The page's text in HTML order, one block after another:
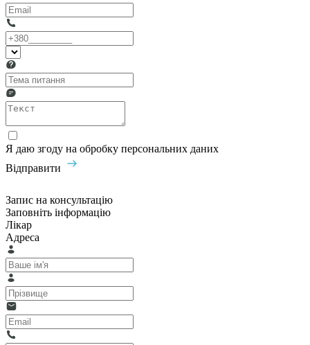
Я даю згоду на обробку персональних даних
Відправити
Запис на консультацію
Заповніть інформацію
Лікар
Адреса